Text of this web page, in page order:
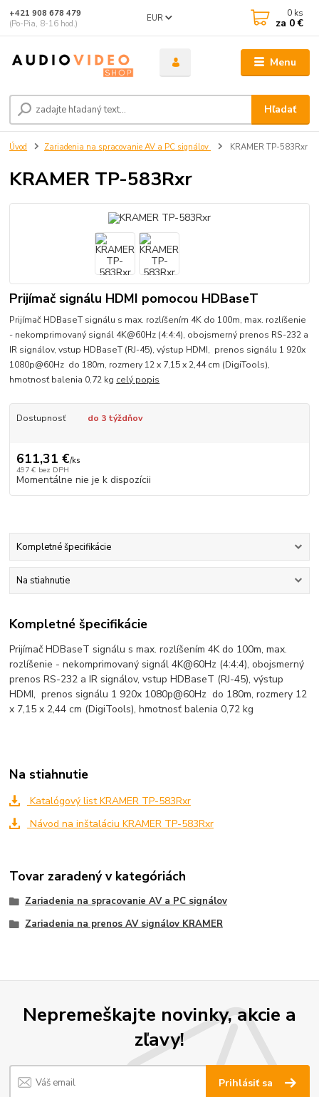
Menu
EUR
Hľadať
+421 908 678 479
(Po-Pia, 8-16 hod.)
0 ks
za 0 €
Úvod Zariadenia na spracovanie AV a PC signálov KRAMER TP-583Rxr
KRAMER TP-583Rxr
Prijímač signálu HDMI pomocou HDBaseT
Prijímač HDBaseT signálu s max. rozlíšením 4K do 100m, max. rozlíšenie
- nekomprimovaný signál 4K@60Hz (4:4:4), obojsmerný prenos RS-232 a
IR signálov, vstup HDBaseT (RJ-45), výstup HDMI, prenos signálu 1 920x
1080p@60Hz do 180m, rozmery 12 x 7,15 x 2,44 cm (DigiTools),
hmotnosť balenia 0,72 kg celý popis
Dostupnosť do 3 týždňov
611,31 €/ks
497 € bez DPH
Momentálne nie je k dispozícii
Kompletné špecifikácie
Na stiahnutie
Kompletné špecifikácie
Prijímač HDBaseT signálu s max. rozlíšením 4K do 100m, max.
rozlíšenie - nekomprimovaný signál 4K@60Hz (4:4:4), obojsmerný
prenos RS-232 a IR signálov, vstup HDBaseT (RJ-45), výstup
HDMI, prenos signálu 1 920x 1080p@60Hz do 180m, rozmery 12
x 7,15 x 2,44 cm (DigiTools), hmotnosť balenia 0,72 kg
Na stiahnutie
Katalógový list KRAMER TP-583Rxr
Návod na inštaláciu KRAMER TP-583Rxr
Tovar zaradený v kategóriách
Zariadenia na spracovanie AV a PC signálov
Zariadenia na prenos AV signálov KRAMER
Nepremeškajte novinky, akcie a
zľavy!
Prihlásiť sa